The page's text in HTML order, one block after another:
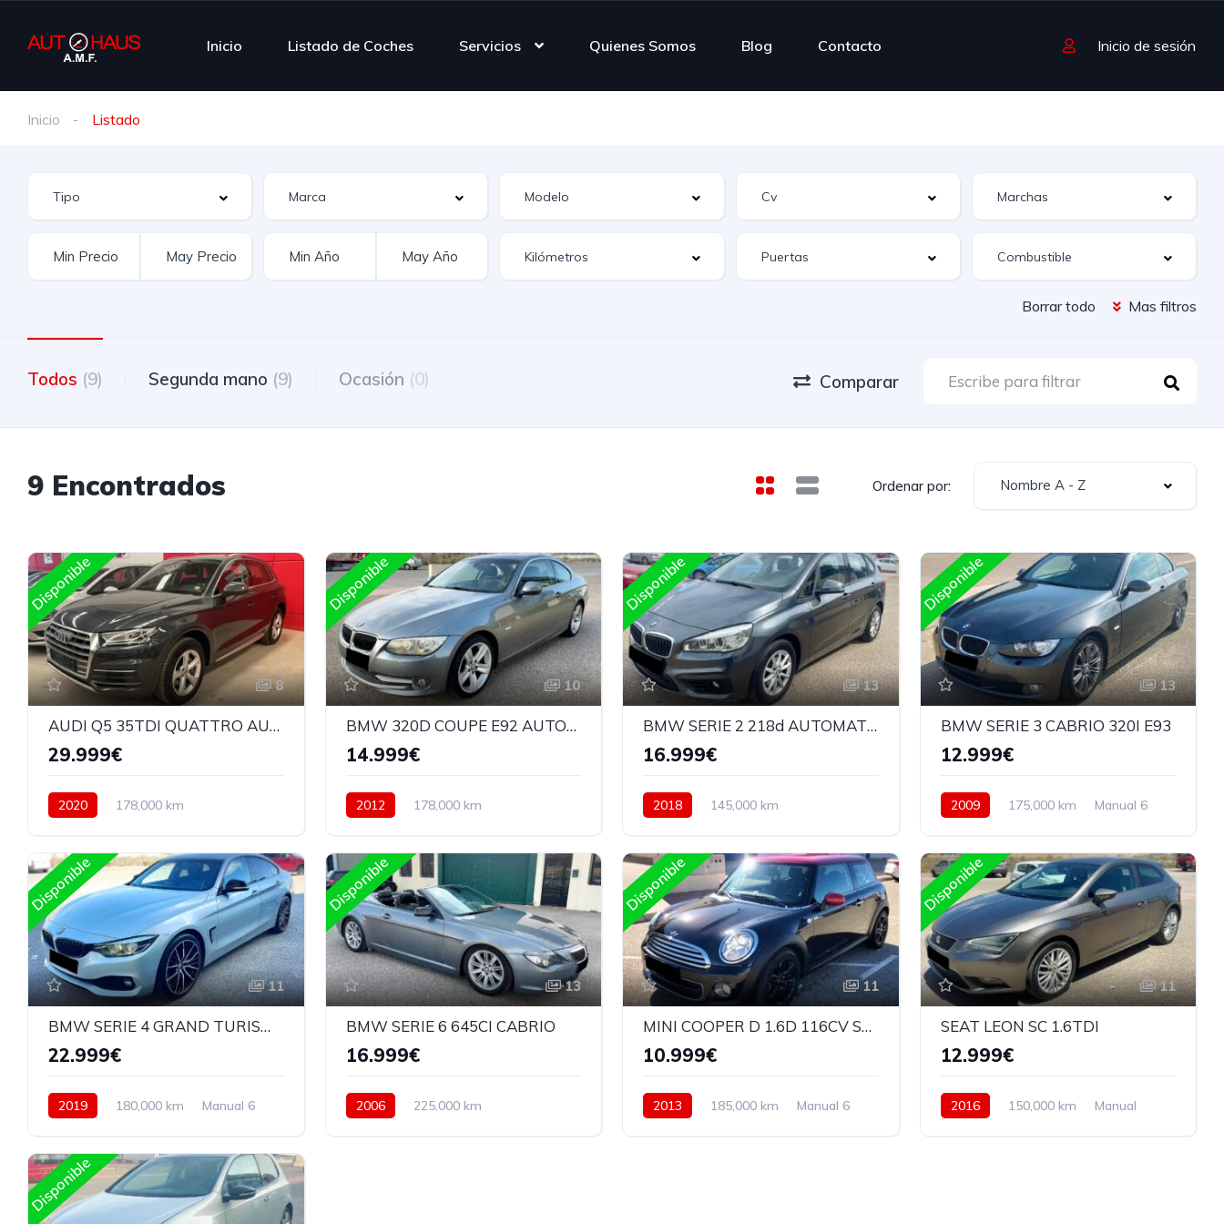
Inicio Listado de Coches Servicios Quienes Somos Blog Contacto Inicio de sesión
Inicio Listado
Borrar todo Mas filtros
Todos (9) Segunda mano (9) Ocasión (0) Comparar
9 Encontrados Ordenar por: Nombre A - Z
Disponible
8
AUDI Q5 35TDI QUATTRO AUTOMATICO
29.999€
2020
178,000 km
Disponible
10
BMW 320D COUPE E92 AUTOMATICO RESTYLING
14.999€
2012
178,000 km
Disponible
13
BMW SERIE 2 218d AUTOMATICO
16.999€
2018
145,000 km
Disponible
13
BMW SERIE 3 CABRIO 320I E93
12.999€
2009 175,000 km
Manual 6
Disponible
11
BMW SERIE 4 GRAND TURISMO 418D 190CV
22.999€
2019 180,000 km
Manual 6
Disponible
13
BMW SERIE 6 645CI CABRIO
16.999€
2006
225,000 km
Disponible
11
MINI COOPER D 1.6D 116CV SPORT
10.999€
2013 185,000 km
Manual 6
Disponible
11
SEAT LEON SC 1.6TDI
12.999€
2016 150,000 km
Manual
Disponible